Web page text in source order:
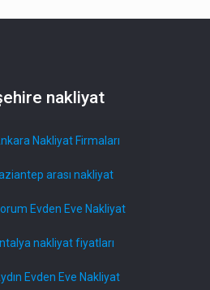
nakliyat
Nakliyat Firmaları
arası nakliyat
Evden Eve Nakliyat
nakliyat fiyatları
Evden Eve Nakliyat